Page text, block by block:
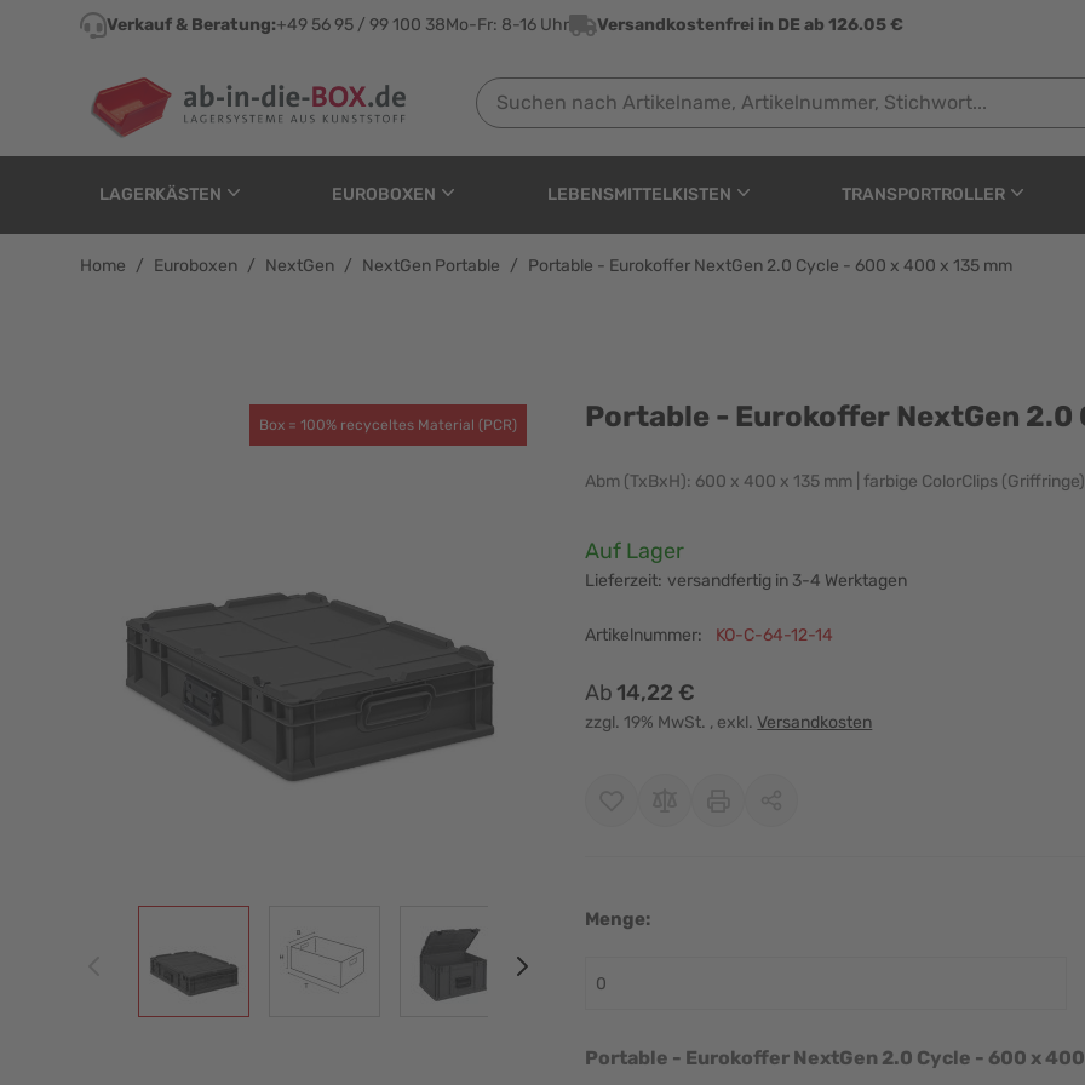
Direkt zum Inhalt
Verkauf & Beratung:+49 56 95 / 99 100 38Mo-Fr: 8-16 Uhr Versandkostenfrei in DE ab 126.05 €
Suchen nach Artikelname, Artikelnummer, Stichwort...
LAGERKÄSTEN EUROBOXEN LEBENSMITTELKISTEN TRANSPORTROLLER
Home / Euroboxen / NextGen / NextGen Portable / Portable - Eurokoffer NextGen 2.0 Cycle - 600 x 400 x 135 mm
Portable - Eurokoffer NextGen 2.0 Cycle - 600
Box = 100% recyceltes Material (PCR)
View larger imageView larger image
Portable - Eurokoffer NextGen 2.0
Abm (TxBxH): 600 x 400 x 135 mm | farbige ColorClips
Verfügbarkeit:
Auf Lager
Lieferzeit: versandfertig in 3-4 Werktagen
Artikelnummer: KO-C-64-12-14
Ab14,22 €
zzgl. 19% MwSt. , exkl. Versandkosten
Menge:
Portable - Eurokoffer NextGen 2.0 Cycle - 600 x 400